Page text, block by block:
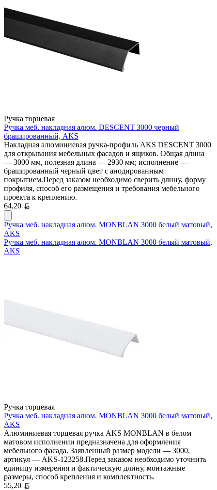
Ручка торцевая
Ручка меб. накладная алюм. DESCENT 3000 черный
брашированный, AKS
Накладная алюминиевая ручка-профиль AKS DESCENT 3000
для открывания мебельных фасадов и ящиков. Общая длина
— 3000 мм, полезная длина — 2930 мм; исполнение —
брашированный черный цвет с анодированным
покрытием.Перед заказом необходимо сверить длину, форму
профиля, способ его размещения и требования мебельного
проекта к креплению.
64,20
Ручка меб. накладная алюм. MONBLAN 3000 белый матовый,
AKS
Ручка меб. накладная алюм. MONBLAN 3000 белый матовый,
AKS
Ручка торцевая
Ручка меб. накладная алюм. MONBLAN 3000 белый матовый,
AKS
Алюминиевая торцевая ручка AKS MONBLAN в белом
матовом исполнении предназначена для оформления
мебельного фасада. Заявленный размер модели — 3000,
артикул — AKS-123258.Перед заказом необходимо уточнить
единицу измерения и фактическую длину, монтажные
размеры, способ крепления и комплектность.
55,20